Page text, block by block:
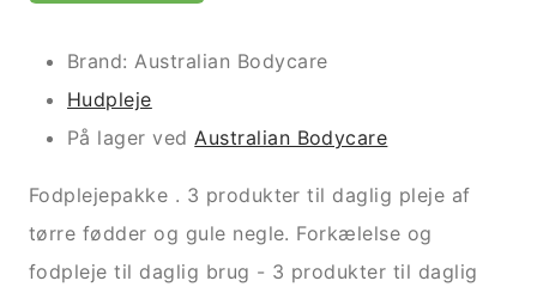
Brand: Australian Bodycare
Hudpleje
På lager vedAustralian Bodycare
Fodplejepakke . 3 produkter til daglig pleje af
tørre fødder og gule negle. Forkælelse og
fodpleje til daglig brug - 3 produkter til daglig